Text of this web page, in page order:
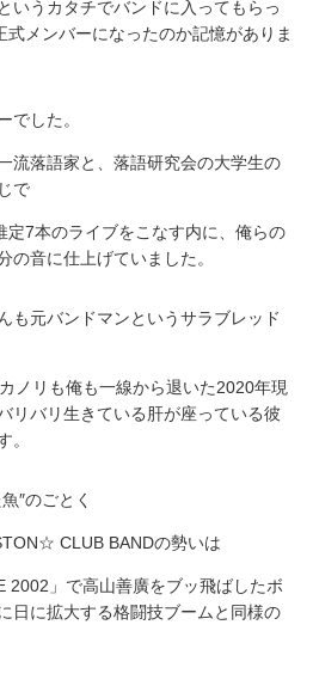
いうカタチでバンドに入ってもらっ
メンバーになったのか記憶がありま
でした。
流落語家と、落語研究会の大学生の
で
定7本のライブをこなす内に、俺らの
の音に仕上げていました。
も元バンドマンというサラブレッド
ノリも俺も一線から退いた2020年現
リバリ生きている肝が座っている彼
。
″のごとく
CLUB BANDの勢いは
2002」で高山善廣をブッ飛ばしたボ
日に拡大する格闘技ブームと同様の